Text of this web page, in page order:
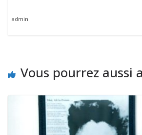
admin
Vous pourrez aussi